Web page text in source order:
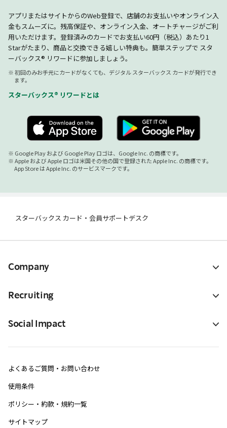
アプリまたはサイトからのWeb登録で、店舗のお支払いやオンライン入
金もスムーズに。残高保証や、オンライン入金、オートチャージがご利
用いただけます。登録済みのカードでお支払い60円（税込）あたり1
Starがたまり、商品と交換できる嬉しい特典も。簡単ステップで スタ
ーバックス® リワードに参加しましょう。
※ 初回のみお手元にカードがなくても、デジタル スターバックス カードが発行でき
ます。
スターバックス® リワードとは
※ Google Play および Google Play ロゴは、Google Inc. の商標です。
※ Apple および Apple ロゴは米国その他の国で登録された Apple Inc. の商標です。
App Store は Apple Inc. のサービスマークです。
スターバックス カード・会員サポートデスク
Company
Recruiting
Social Impact
よくあるご質問・お問い合わせ
使用条件
ポリシー・約款・規約一覧
サイトマップ